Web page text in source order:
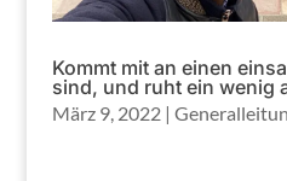
Kommt mit an einen
sind, und ruht ein wenig
März 9, 2022|